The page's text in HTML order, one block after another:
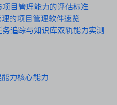
项目管理能力的评估标准
的项目管理软件速览
务追踪与知识库双轨能力实测
力核心能力